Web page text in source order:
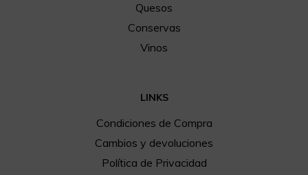
Quesos
Conservas
Vinos
LINKS
Condiciones de Compra
Cambios y devoluciones
Política de Privacidad